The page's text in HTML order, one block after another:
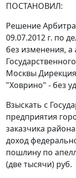
ПОСТАНОВИЛ:
Решение
09.07.2012 г. по
без изменения,
Москвы
"Ховрино" - без
Взыскать с
предприятия
заказчика
доход
пошлину по
(две тысячи) руб.